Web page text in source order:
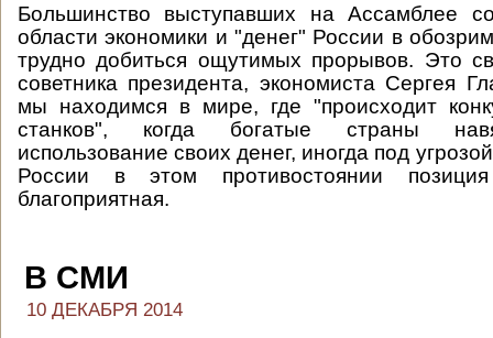
Большинство выступавших на Ассамблее
области экономики и "денег" России в
трудно добиться ощутимых прорывов. Это
советника президента, экономиста Сергея
мы находимся в мире, где "происходит
станков", когда богатые страны
использование своих денег, иногда под
России в этом противостоянии
благоприятная.
В СМИ
10 ДЕКАБРЯ 2014